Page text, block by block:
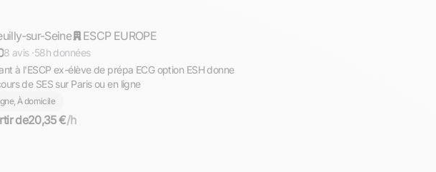
Répond rapidement
sur-Seine
ESCP EUROPE
8 avis ·58h données
à l'ESCP ex-élève de prépa ECG option ESH donne
de SES sur Paris ou en ligne
À domicile
de20,35 €/h